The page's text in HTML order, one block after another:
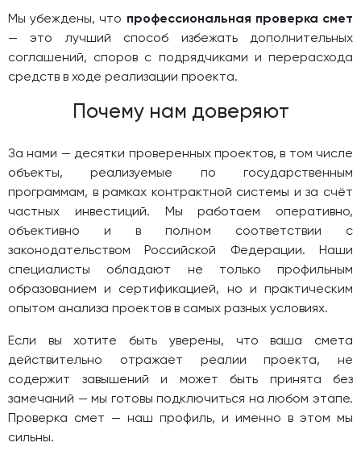
Мы убеждены, что профессиональная проверка смет
— это лучший способ избежать дополнительных
соглашений, споров с подрядчиками и перерасхода
средств в ходе реализации проекта.
Почему нам доверяют
За нами — десятки проверенных проектов, в том числе
объекты, реализуемые по государственным
программам, в рамках контрактной системы и за счёт
частных инвестиций. Мы работаем оперативно,
объективно и в полном соответствии с
законодательством Российской Федерации. Наши
специалисты обладают не только профильным
образованием и сертификацией, но и практическим
опытом анализа проектов в самых разных условиях.
Если вы хотите быть уверены, что ваша смета
действительно отражает реалии проекта, не
содержит завышений и может быть принята без
замечаний — мы готовы подключиться на любом этапе.
Проверка смет — наш профиль, и именно в этом мы
сильны.